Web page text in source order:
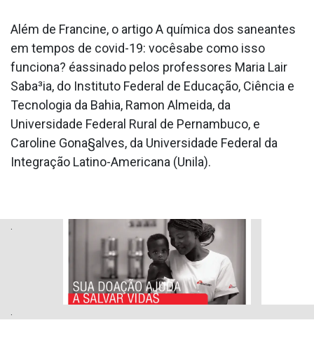
Além de Francine, o artigo A química dos saneantes
em tempos de covid-19: vocêsabe como isso
funciona? éassinado pelos professores Maria Lair
Saba³ia, do Instituto Federal de Educação, Ciência e
Tecnologia da Bahia, Ramon Almeida, da
Universidade Federal Rural de Pernambuco, e
Caroline Gona§alves, da Universidade Federal da
Integração Latino-Americana (Unila).
.